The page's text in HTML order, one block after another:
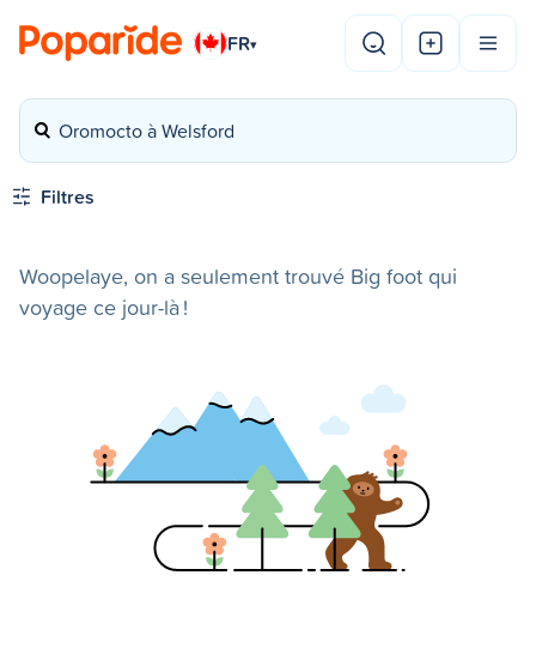
FR▾
Oromocto à Welsford
Filtres
Woopelaye, on a seulement trouvé Big foot qui
voyage ce jour-là !